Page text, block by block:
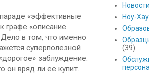
«эффективные
графе «описание
в том, что именно
суперполезной
заблуждение.
он вряд ли ее купит.
Ноу-Хау
(39)